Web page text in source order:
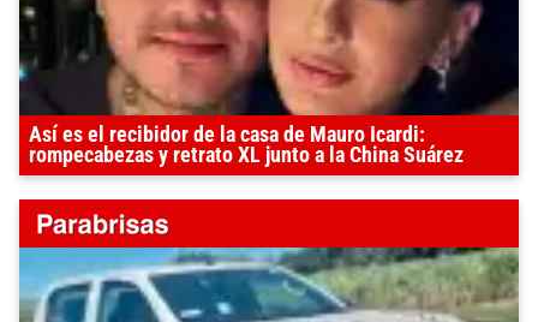
Así es el recibidor de la casa de Mauro Icardi:
rompecabezas y retrato XL junto a la China Suárez